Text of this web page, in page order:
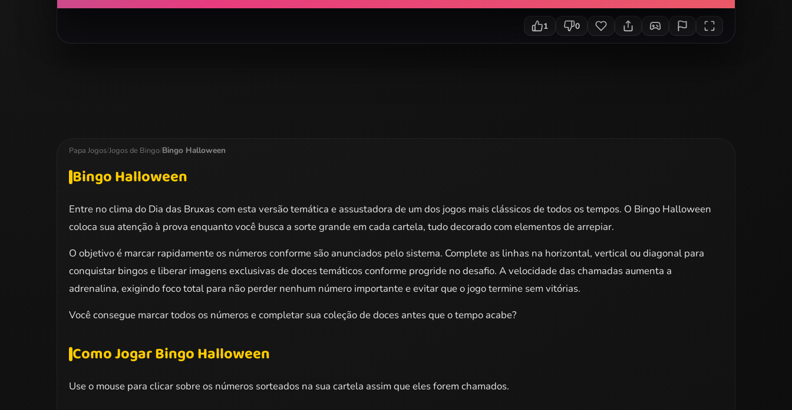
1 0
Papa Jogos/Jogos de Bingo/Bingo Halloween
Bingo Halloween
Entre no clima do Dia das Bruxas com esta versão temática e assustadora de um dos jogos mais clássicos de todos os tempos. O Bingo Halloween
coloca sua atenção à prova enquanto você busca a sorte grande em cada cartela, tudo decorado com elementos de arrepiar.
O objetivo é marcar rapidamente os números conforme são anunciados pelo sistema. Complete as linhas na horizontal, vertical ou diagonal para
conquistar bingos e liberar imagens exclusivas de doces temáticos conforme progride no desafio. A velocidade das chamadas aumenta a
adrenalina, exigindo foco total para não perder nenhum número importante e evitar que o jogo termine sem vitórias.
Você consegue marcar todos os números e completar sua coleção de doces antes que o tempo acabe?
Como Jogar Bingo Halloween
Use o mouse para clicar sobre os números sorteados na sua cartela assim que eles forem chamados.